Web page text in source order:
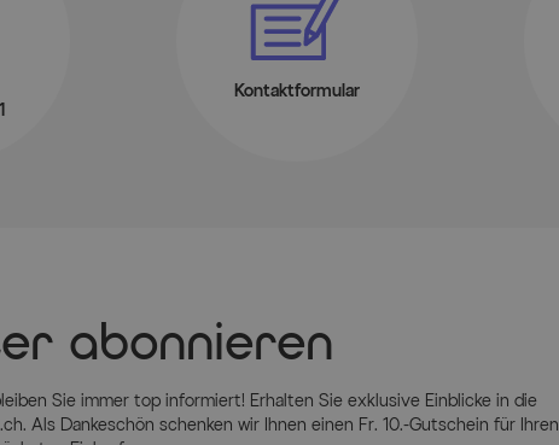
Kontaktformular
abonnieren
Sie immer top informiert! Erhalten Sie exklusive Einblicke in die
Als Dankeschön schenken wir Ihnen einen Fr. 10.-Gutschein für Ihren